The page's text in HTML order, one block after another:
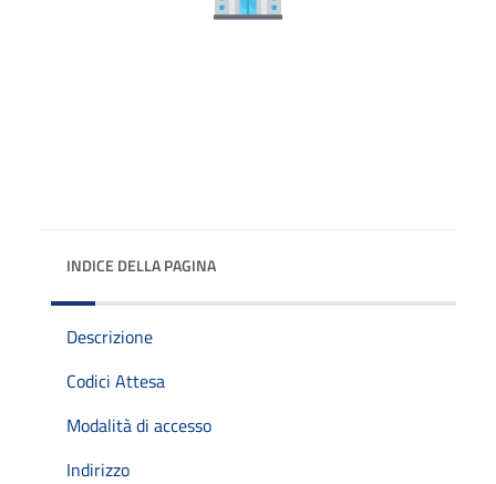
INDICE DELLA PAGINA
Descrizione
Codici Attesa
Modalità di accesso
Indirizzo